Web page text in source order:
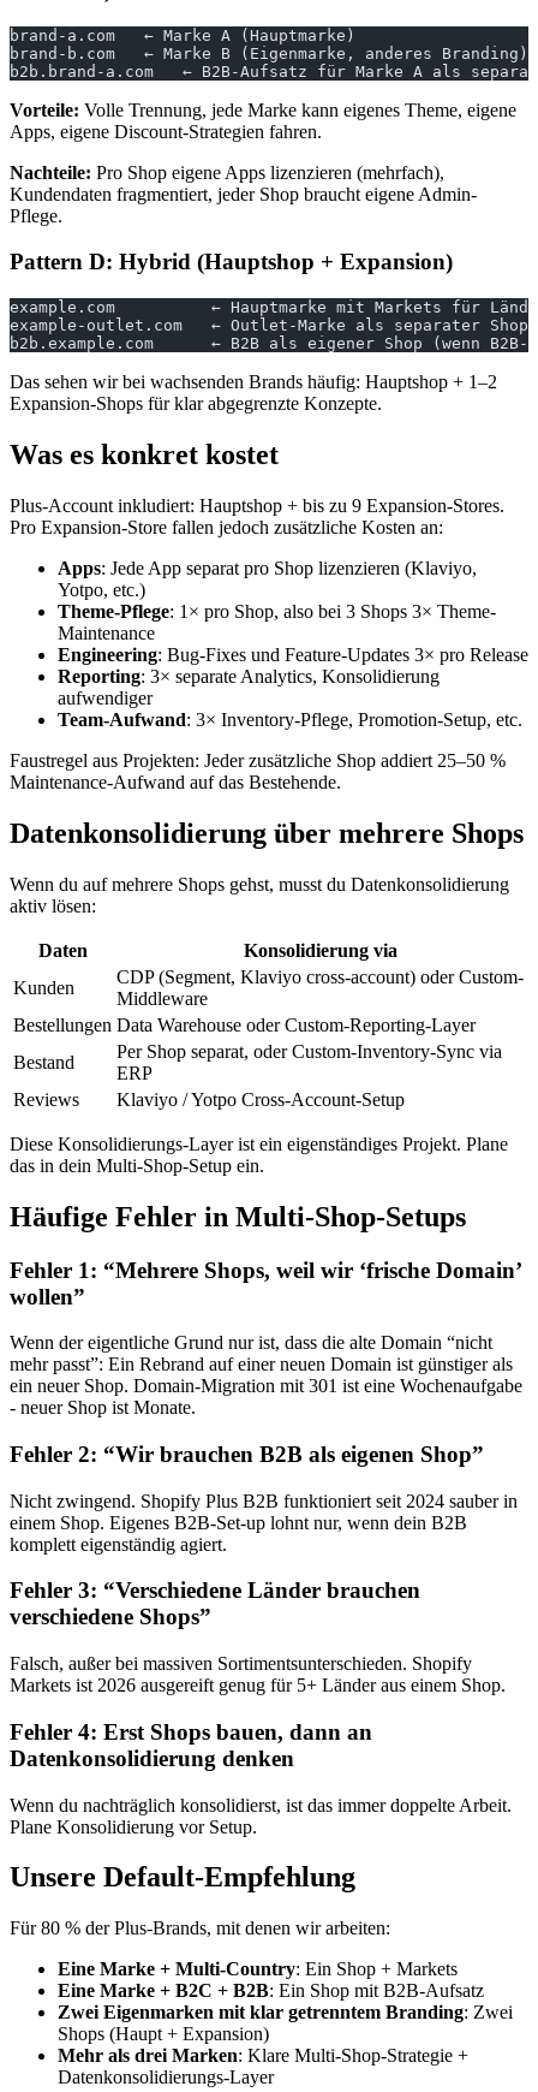
brand-a.com   ← Marke A (Hauptmarke)
brand-b.com   ← Marke B (Eigenmarke, anderes Branding)
b2b.brand-a.com   ← B2B-Aufsatz für Marke A als
Vorteile: Volle Trennung, jede Marke kann eigenes Theme, eigene
Apps, eigene Discount-Strategien fahren.
Nachteile: Pro Shop eigene Apps lizenzieren (mehrfach),
Kundendaten fragmentiert, jeder Shop braucht eigene Admin-
Pflege.
Pattern D: Hybrid (Hauptshop + Expansion)
example.com          ← Hauptmarke mit Markets für
example-outlet.com   ← Outlet-Marke als separater Shop
b2b.example.com      ← B2B als eigener Shop (wenn B2B-
Das sehen wir bei wachsenden Brands häufig: Hauptshop + 1–2
Expansion-Shops für klar abgegrenzte Konzepte.
Was es konkret kostet
Plus-Account inkludiert: Hauptshop + bis zu 9 Expansion-Stores.
Pro Expansion-Store fallen jedoch zusätzliche Kosten an:
Apps: Jede App separat pro Shop lizenzieren (Klaviyo,
Yotpo, etc.)
Theme-Pflege: 1× pro Shop, also bei 3 Shops 3× Theme-
Maintenance
Engineering: Bug-Fixes und Feature-Updates 3× pro Release
Reporting: 3× separate Analytics, Konsolidierung
aufwendiger
Team-Aufwand: 3× Inventory-Pflege, Promotion-Setup, etc.
Faustregel aus Projekten: Jeder zusätzliche Shop addiert 25–50 %
Maintenance-Aufwand auf das Bestehende.
Datenkonsolidierung über mehrere Shops
Wenn du auf mehrere Shops gehst, musst du Datenkonsolidierung
aktiv lösen:
Daten
Konsolidierung via
Kunden
CDP (Segment, Klaviyo cross-account) oder Custom-
Middleware
Bestellungen Data Warehouse oder Custom-Reporting-Layer
Bestand
Per Shop separat, oder Custom-Inventory-Sync via
ERP
Reviews
Klaviyo / Yotpo Cross-Account-Setup
Diese Konsolidierungs-Layer ist ein eigenständiges Projekt. Plane
das in dein Multi-Shop-Setup ein.
Häufige Fehler in Multi-Shop-Setups
Fehler 1: “Mehrere Shops, weil wir ‘frische Domain’
wollen”
Wenn der eigentliche Grund nur ist, dass die alte Domain “nicht
mehr passt”: Ein Rebrand auf einer neuen Domain ist günstiger als
ein neuer Shop. Domain-Migration mit 301 ist eine Wochenaufgabe
- neuer Shop ist Monate.
Fehler 2: “Wir brauchen B2B als eigenen Shop”
Nicht zwingend. Shopify Plus B2B funktioniert seit 2024 sauber in
einem Shop. Eigenes B2B-Set-up lohnt nur, wenn dein B2B
komplett eigenständig agiert.
Fehler 3: “Verschiedene Länder brauchen
verschiedene Shops”
Falsch, außer bei massiven Sortimentsunterschieden. Shopify
Markets ist 2026 ausgereift genug für 5+ Länder aus einem Shop.
Fehler 4: Erst Shops bauen, dann an
Datenkonsolidierung denken
Wenn du nachträglich konsolidierst, ist das immer doppelte Arbeit.
Plane Konsolidierung vor Setup.
Unsere Default-Empfehlung
Für 80 % der Plus-Brands, mit denen wir arbeiten:
Eine Marke + Multi-Country: Ein Shop + Markets
Eine Marke + B2C + B2B: Ein Shop mit B2B-Aufsatz
Zwei Eigenmarken mit klar getrenntem Branding: Zwei
Shops (Haupt + Expansion)
Mehr als drei Marken: Klare Multi-Shop-Strategie +
Datenkonsolidierungs-Layer